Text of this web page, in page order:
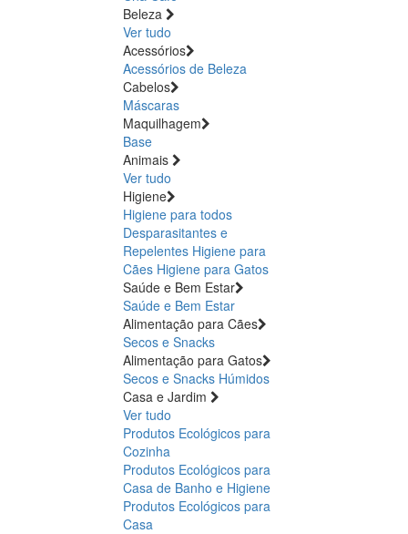
Beleza
Ver tudo
Acessórios
Acessórios de Beleza
Cabelos
Máscaras
Maquilhagem
Base
Animais
Ver tudo
Higiene
Higiene para todos
Desparasitantes e
Repelentes Higiene para
Cães Higiene para Gatos
Saúde e Bem Estar
Saúde e Bem Estar
Alimentação para Cães
Secos e Snacks
Alimentação para Gatos
Secos e Snacks Húmidos
Casa e Jardim
Ver tudo
Produtos Ecológicos para
Cozinha
Produtos Ecológicos para
Casa de Banho e Higiene
Produtos Ecológicos para
Casa